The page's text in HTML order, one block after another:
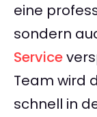
eine
sondern
Service
Team wird
schnell in